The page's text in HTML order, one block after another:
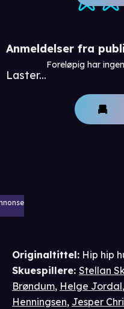
Anmeldelser fra
Laster...
Foreløpig har
Originaltittel: Hip hip
Skuespillere: Stellan
Brøndum, Helge Jordal,
Henningsen, Jesper